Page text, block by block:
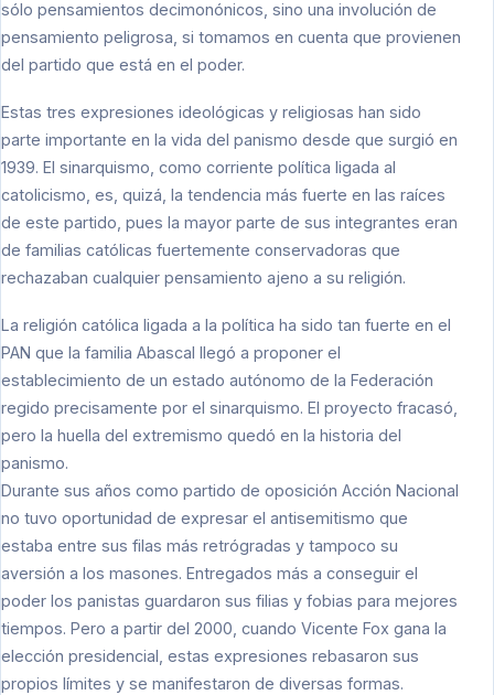
sólo pensamientos decimonónicos, sino una involución de
pensamiento peligrosa, si tomamos en cuenta que provienen
del partido que está en el poder.
Estas tres expresiones ideológicas y religiosas han sido
parte importante en la vida del panismo desde que surgió en
1939. El sinarquismo, como corriente política ligada al
catolicismo, es, quizá, la tendencia más fuerte en las raíces
de este partido, pues la mayor parte de sus integrantes eran
de familias católicas fuertemente conservadoras que
rechazaban cualquier pensamiento ajeno a su religión.
La religión católica ligada a la política ha sido tan fuerte en el
PAN que la familia Abascal llegó a proponer el
establecimiento de un estado autónomo de la Federación
regido precisamente por el sinarquismo. El proyecto fracasó,
pero la huella del extremismo quedó en la historia del
panismo.
Durante sus años como partido de oposición Acción Nacional
no tuvo oportunidad de expresar el antisemitismo que
estaba entre sus filas más retrógradas y tampoco su
aversión a los masones. Entregados más a conseguir el
poder los panistas guardaron sus filias y fobias para mejores
tiempos. Pero a partir del 2000, cuando Vicente Fox gana la
elección presidencial, estas expresiones rebasaron sus
propios límites y se manifestaron de diversas formas.